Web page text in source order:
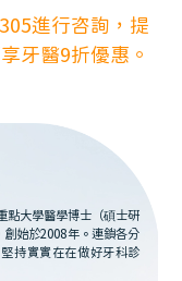
進行咨詢，提
牙醫9折優惠。
點大學醫學博士（碩士研
始於2008年。連鎖各分
持實實在在做好牙科診